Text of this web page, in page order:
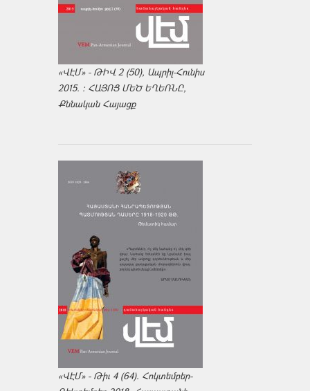
«ՎԷՄ» - ԹԻՎ 2 (50), Ապրիլ-Հունիս
2015. : ՀԱՅՈՑ ՄԵԾ ԵՂԵՌՆԸ,
Քննական Հայացք
«ՎԷՄ» - Թիւ 4 (64). Հոկտեմբեր-